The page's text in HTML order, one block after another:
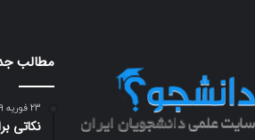
مطالب
23 فوریه 2009
نکاتی